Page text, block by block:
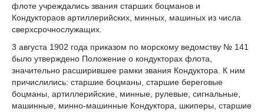
флоте учреждались звания старших боцманов и
Кондуктораов артиллерийских, минных, машиных из числа
сверхсрочнослужащих.
3 августа 1902 года приказом по морскому ведомству № 141
было утверждено Положение о кондукторах флота,
значительно расширившее рамки звания Кондуктора. К ним
причислились: старшие боцманы, старшие береговые
боцманы, артиллерийские, минные, рулевые, сигнальные,
машинные, минно-машинные Кондуктора, шкиперы, старшие